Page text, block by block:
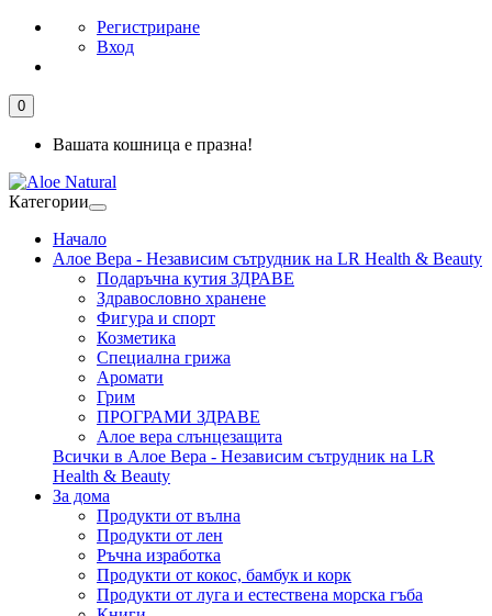
Регистриране
Вход
0
Вашата кошница е празна!
Категории
Начало
Алое Вера - Независим сътрудник на LR Health & Beauty
Подаръчна кутия ЗДРАВЕ
Здравословно хранене
Фигура и спорт
Козметика
Специална грижа
Аромати
Грим
ПРОГРАМИ ЗДРАВЕ
Алое вера слънцезащита
Всички в Алое Вера - Независим сътрудник на LR
Health & Beauty
За дома
Продукти от вълна
Продукти от лен
Ръчна изработка
Продукти от кокос, бамбук и корк
Продукти от луга и естествена морска гъба